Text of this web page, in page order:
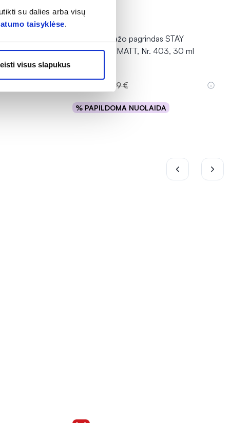
su dalies arba visų
taisyklėse.
visus slapukus
30 ml
-50%
DELIA makiažo pagrindas STAY
FLAWLESS MATT, Nr. 403, 30 ml
7,19 €
% PAPILDOMA NUOLAIDA
Į krepšelį